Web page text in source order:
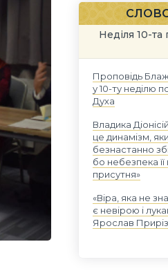
Неділя 10-та
Проповідь
у 10-ту неділю
Духа
Владика
це динамізм,
безнастанно
бо небезпека
присутня»
«Віра, яка не
є невірою і
Ярослав Приріз